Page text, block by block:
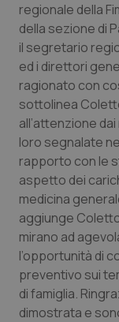
Abruzzo
Basilicata
Calabria
Campania
Emilia-
Friuli
Lazio
Liguria
QS Pro
Artrite &
Asma &
Car-T
Dermatite
Diabete &
Disturbi
QS Club
regionale della
della sezione di
il segretario
ed i direttori
ragionato con
sottolinea
all’attenzione
loro segnalate
rapporto con le
aspetto dei
medicina
aggiunge
mirano ad
l’opportunità di
preventivo sui
di famiglia.
dimostrata e